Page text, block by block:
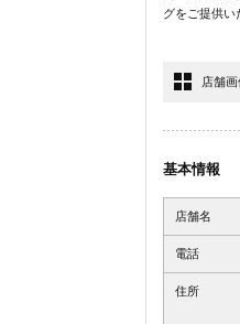
グをご提供い
店舗
基本情報
店舗名
電話
住所